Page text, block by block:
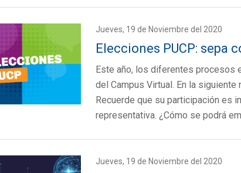
Jueves, 19 de Noviembre del 2020
Elecciones PUCP: sepa
Este año, los diferentes procesos
del Campus Virtual. En la
Recuerde que su participación es
representativa. ¿Cómo se podrá
Jueves, 19 de Noviembre del 2020